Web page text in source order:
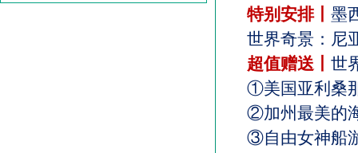
特别安排丨 墨
世界奇景：尼
超值赠送丨 世
①美国亚利桑
②加州最美的
③自由女神船